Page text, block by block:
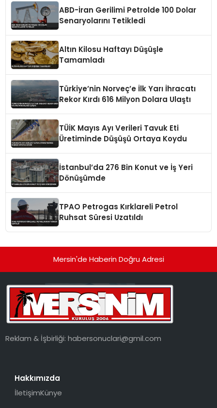
ABD-İran Gerilimi Petrolde 100 Dolar
Senaryolarını Tetikledi
Altın Kilosu Haftayı Düşüşle
Tamamladı
Türkiye’nin Norveç’e İlk Yarı İhracatı
Rekor Kırdı 616 Milyon Dolara Ulaştı
TÜİK Mayıs Ayı Verileri Tavuk Eti
Üretiminde Düşüşü Ortaya Koydu
İstanbul’da 276 Bin Konut ve İş Yeri
Dönüşümde
TPAO Petrogas Kırklareli Petrol
Ruhsat Süresi Uzatıldı
Mersin'de Haberin Doğru Adresi
Reklam & İşbirliği:habersonuclari@gmil.com
Hakkımızda
İletişimKünye